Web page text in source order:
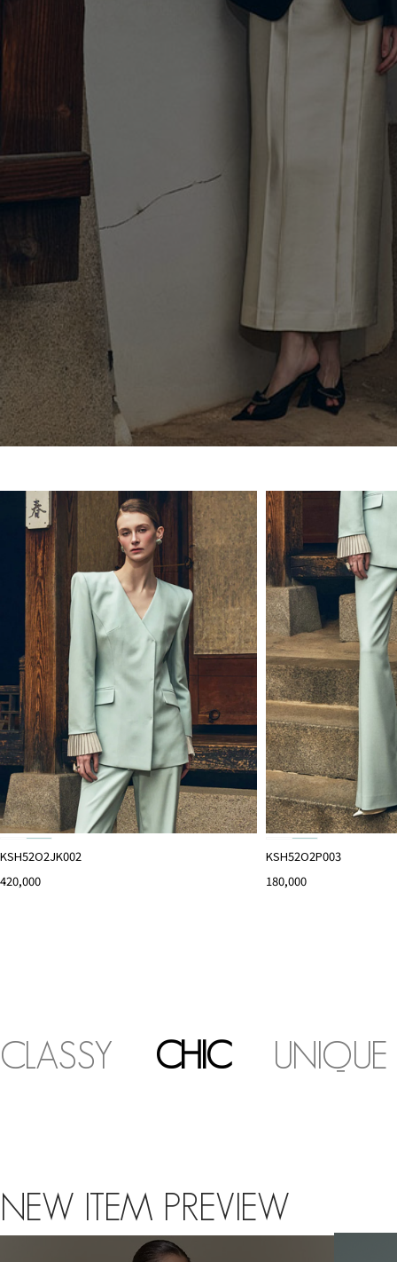
KSH52O2JK002
420,000
KSH52O2P003
180,000
CLASSY CHIC UNIQUE
NEW ITEM PREVIEW